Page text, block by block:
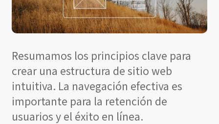
Resumamos los principios clave para
crear una estructura de sitio web
intuitiva. La navegación efectiva es
importante para la retención de
usuarios y el éxito en línea.